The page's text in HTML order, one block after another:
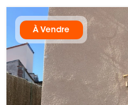
À Vendre